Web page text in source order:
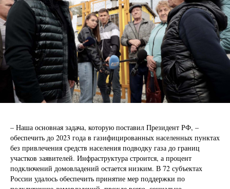
– Наша основная задача, которую поставил Президент РФ, –
обеспечить до 2023 года в газифицированных населенных пунктах
без привлечения средств населения подводку газа до границ
участков заявителей. Инфраструктура строится, а процент
подключений домовладений остается низким. В 72 субъектах
России удалось обеспечить принятие мер поддержки по